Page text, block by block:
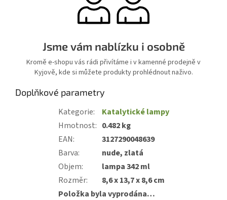
Jsme vám nablízku i osobně
Kromě e-shopu vás rádi přivítáme i v kamenné prodejně v
Kyjově, kde si můžete produkty prohlédnout naživo.
Doplňkové parametry
Kategorie:
Katalytické lampy
Hmotnost: 0.482 kg
EAN:
3127290048639
Barva:
nude, zlatá
Objem:
lampa 342 ml
Rozměr:
8,6 x 13,7 x 8,6 cm
Položka byla vyprodána…